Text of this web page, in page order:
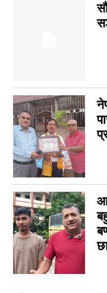
गण्डकी
इपेपर
कर्णाली
सम्पादकीय
जीवनशैली
राशिफल
कविता
सुदूरपश्चिम